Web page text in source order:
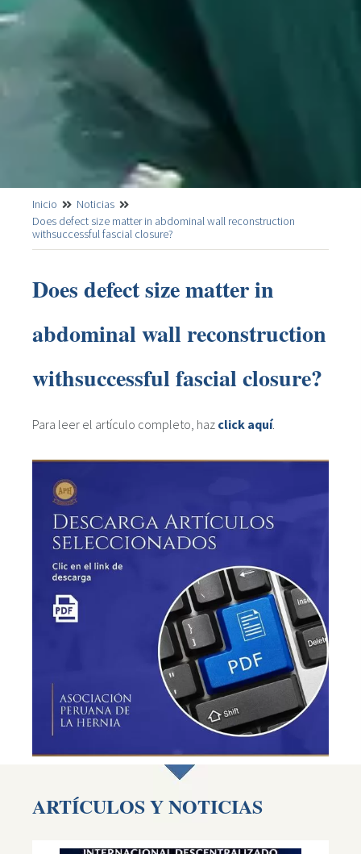
Inicio
Noticias
Does defect size matter in abdominal wall reconstruction
withsuccessful fascial closure?
Does defect size matter in
abdominal wall reconstruction
withsuccessful fascial closure?
Para leer el artículo completo, haz click aquí.
ARTÍCULOS Y NOTICIAS